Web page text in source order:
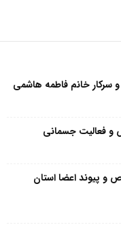
سرکار خانم فاطمه هاشمی
و فعالیت جسمانی
و پیوند اعضا استان